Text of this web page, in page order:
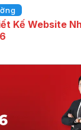
Kế Website